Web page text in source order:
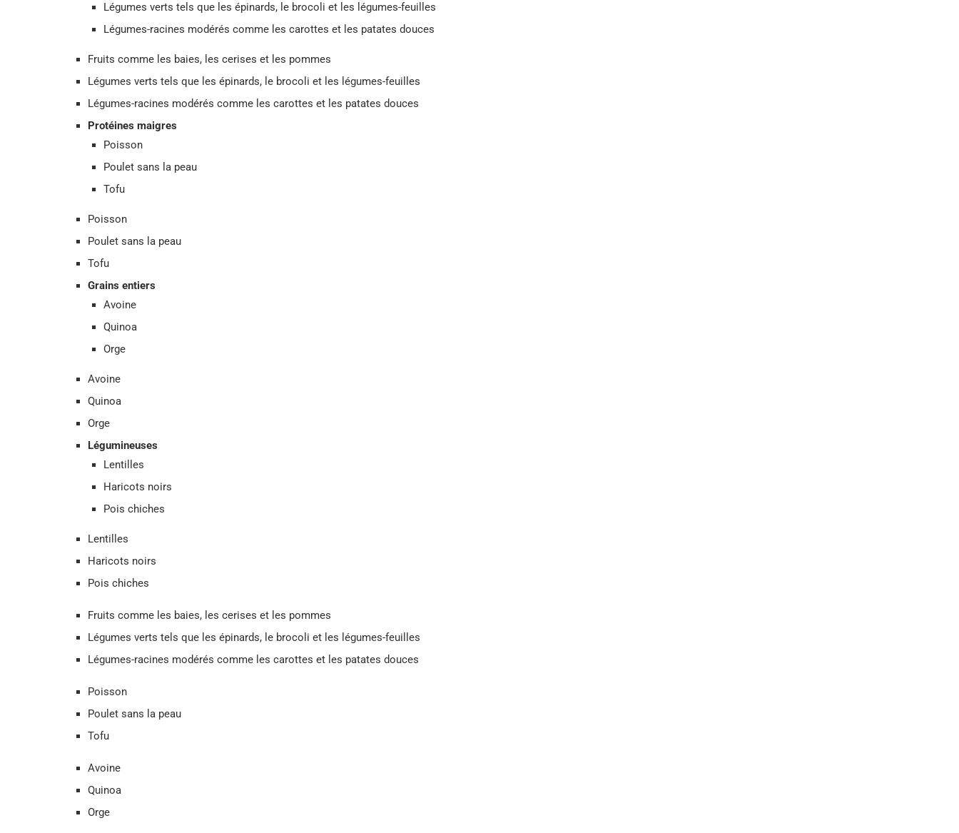
Légumes verts tels que les épinards, le brocoli et les légumes-feuilles
Légumes-racines modérés comme les carottes et les patates douces
Fruits comme les baies, les cerises et les pommes
Légumes verts tels que les épinards, le brocoli et les légumes-feuilles
Légumes-racines modérés comme les carottes et les patates douces
Protéines maigres
Poisson
Poulet sans la peau
Tofu
Poisson
Poulet sans la peau
Tofu
Grains entiers
Avoine
Quinoa
Orge
Avoine
Quinoa
Orge
Légumineuses
Lentilles
Haricots noirs
Pois chiches
Lentilles
Haricots noirs
Pois chiches
Fruits comme les baies, les cerises et les pommes
Légumes verts tels que les épinards, le brocoli et les légumes-feuilles
Légumes-racines modérés comme les carottes et les patates douces
Poisson
Poulet sans la peau
Tofu
Avoine
Quinoa
Orge